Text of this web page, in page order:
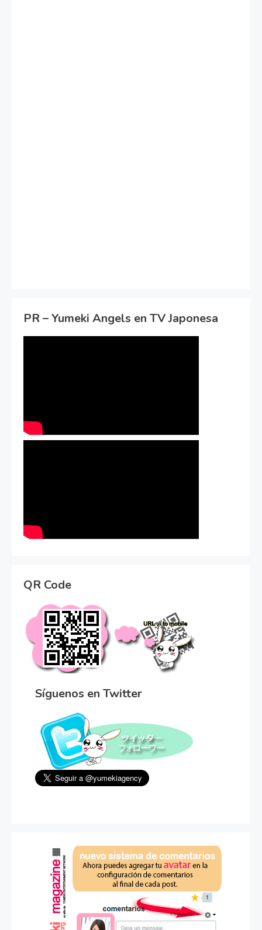
PR – Yumeki Angels en TV Japonesa
QR Code
Síguenos en Twitter